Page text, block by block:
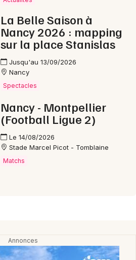
La Belle Saison à
Nancy 2026 : mapping
sur la place Stanislas
Jusqu'au 13/09/2026
Nancy
Spectacles
Nancy - Montpellier
(Football Ligue 2)
Le 14/08/2026
Stade Marcel Picot - Tomblaine
Matchs